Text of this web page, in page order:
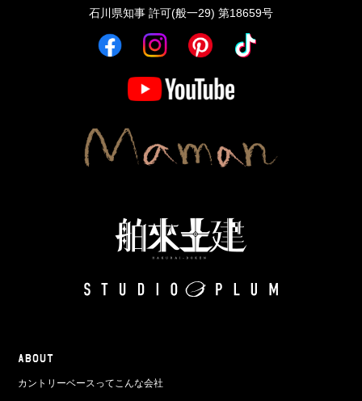
石川県知事 許可(般一29) 第18659号
ABOUT
カントリーベースってこんな会社